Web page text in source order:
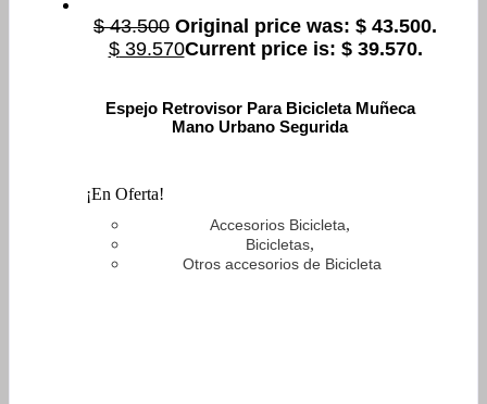
$43.500 Original price was: $ 43.500.
$39.570Current price is: $ 39.570.
Espejo Retrovisor Para Bicicleta Muñeca
Mano Urbano Segurida
¡En Oferta!
Accesorios Bicicleta,
Bicicletas,
Otros accesorios de Bicicleta